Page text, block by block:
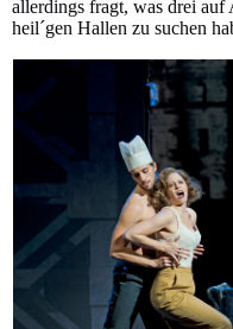
allerdings fragt, was drei auf
heil´gen Hallen zu suchen